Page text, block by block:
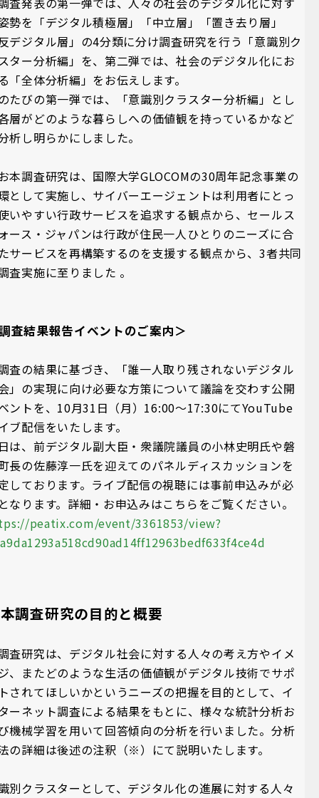
勢を「デジタル積極層」「中立層」「置き去り層」
デジタル層」の4分類に分け調査研究を行う「意識別ク
ター分析編」を、第二弾では、社会のデジタル化にお
「全体分析編」をお伝えします。
たびの第一弾では、「意識別クラスター分析編」とし
層がどのような暮らしへの価値観を持っているかなど
析し明らかにしました。
本調査研究は、国際大学GLOCOMの30周年記念事業の
として実施し、サイバーエージェントは利用者にとっ
いやすい行政サービスを追求する観点から、セールス
ース・ジャパンは行政が住民一人ひとりのニーズに合
サービスを再構築するのを支援する観点から、3者共同
査実施に至りました 。
査結果報告イベントのご案内＞
査の結果に基づき、「誰一人取り残されないデジタル
」の実現に向け必要な方策について議論を交わす公開
ントを、10月31日（月）16:00～17:30にてYouTube
ブ配信をいたします。
は、前デジタル副大臣・衆議院議員の小林史明氏や磐
長の佐藤淳一氏を迎えてのパネルディスカッションを
しております。ライブ配信の視聴には事前申込みが必
なります。詳細・お申込みはこちらをご覧ください。
peatix.com/event/3361853/view?
調査研究の目的と概要
査研究は、デジタル社会に対する人々の考え方やイメ
、またどのような生活の価値観がデジタル技術でサポ
されてほしいかというニーズの把握を目的として、イ
ーネット調査による結果をもとに、様々な統計分析お
機械学習を用いて回答傾向の分析を行いました。分析
の詳細は後述の注釈（※）にて説明いたします。
別クラスターとして、デジタル化の進展に対する人々